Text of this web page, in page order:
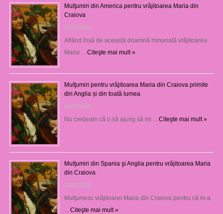
Mulţumiri din America pentru vrăjitoarea Maria din
Craiova
31/07/2026
Aflând însă de această doamnă minunată vrăjitoarea
Maria … Citeşte mai mult »
Mulţumiri pentru vrăjitoarea Maria din Craiova primite
din Anglia și din toată lumea
29/07/2026
Nu credeam că o să ajung să mi … Citeşte mai mult »
Mulţumiri din Spania şi Anglia pentru vrăjitoarea Maria
din Craiova
28/07/2026
Mulţumesc vrăjitoarei Maria din Craiova pentru că m-a
Citeşte mai mult »